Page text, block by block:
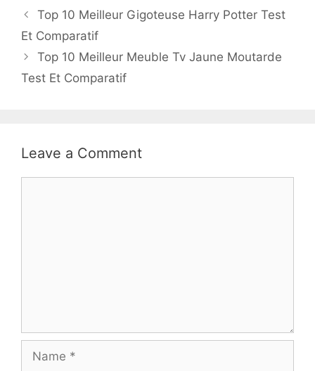
Top 10 Meilleur Gigoteuse Harry Potter Test
Et Comparatif
Top 10 Meilleur Meuble Tv Jaune Moutarde
Test Et Comparatif
Leave a Comment